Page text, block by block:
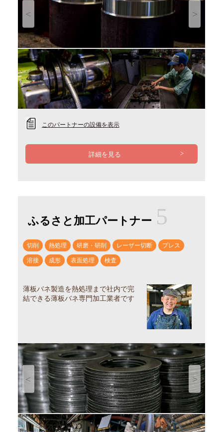
Previous Next
このパートナーの設備を表示
詳細を見る
ふるさと加工パートナー 5
切削 熱処理 研磨・研削 レーザー切断 プレス
溶接 成形 表面処理 検査
薄板バネ製造を熱処理まで社内で完
結できる薄板バネ専門加工業者です
Previous Next